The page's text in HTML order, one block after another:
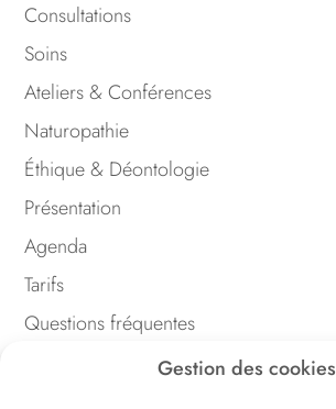
Gestion des cookies
Consultations
Soins
Ateliers & Conférences
Naturopathie
Éthique & Déontologie
Présentation
Agenda
Tarifs
Questions fréquentes